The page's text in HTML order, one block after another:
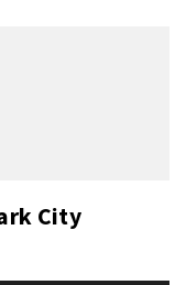
City